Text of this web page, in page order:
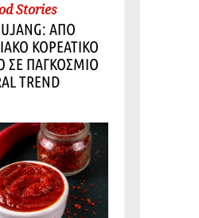
Stories
ΑΠΟ
ΚΟΡΕΑΤΙΚΟ
ΣΕ ΠΑΓΚΟΣΜΙΟ
TREND